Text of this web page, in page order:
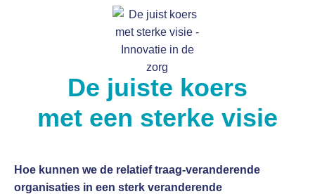
Hoe kunnen we de relatief traag-veranderende
organisaties in een sterk veranderende
De juiste koers
met een sterke visie